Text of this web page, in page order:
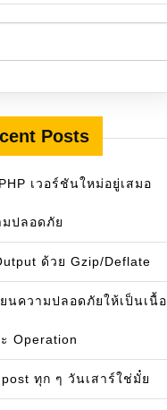
Posts
เวอร์ชันใหม่อยู่เสมอ
มปลอดภัย
ด้วย Gzip/Deflate
นความปลอดภัยให้เป็นเนื้อ
Operation
ทุก ๆ วันเสาร์ใช่มั๋ย